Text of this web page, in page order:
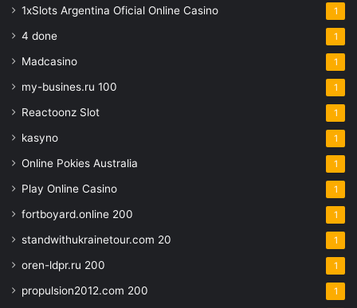
1xSlots Argentina Oficial Online Casino 1
4 done 1
Madcasino 1
my-busines.ru 100 1
Reactoonz Slot 1
kasyno 1
Online Pokies Australia 1
Play Online Casino 1
fortboyard.online 200 1
standwithukrainetour.com 20 1
oren-ldpr.ru 200 1
propulsion2012.com 200 1